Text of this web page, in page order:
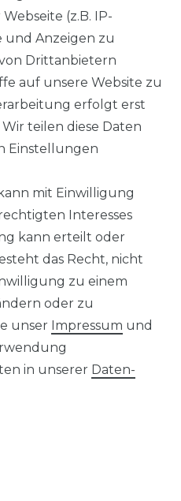
mit
(z.B. IP-
und Anzeigen zu
Drittanbietern
auf unsere Website zu
erfolgt erst
teilen diese Daten
Einstellungen
mit Einwilligung
Interesses
kann erteilt oder
das Recht, nicht
zu einem
oder zu
unser Impressum und
in unserer Daten­